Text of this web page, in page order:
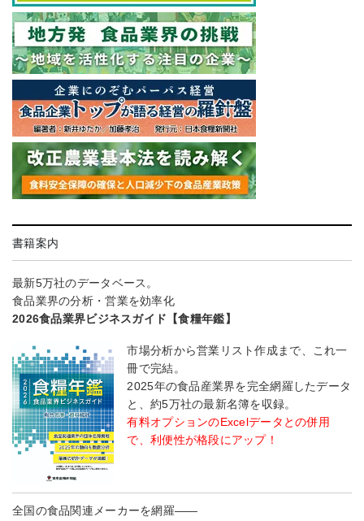
書籍案内
最新5万社のデータベース。
食品業界の分析・営業を効率化
2026食品業界ビジネスガイド【食糧年鑑】
市場分析から営業リスト作成まで、これ一
冊で完結。
2025年の食品産業界を完全網羅したデータ
と、約5万社の最新名簿を収録。
有料オプションのExcelデータとの併用
で、利便性が格段にアップ！
全国の食品関連メーカーを網羅――